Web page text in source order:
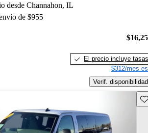
desde Channahon, IL
de $955
El precio incluye tasas
$312/mes
Verif. disponibilidad